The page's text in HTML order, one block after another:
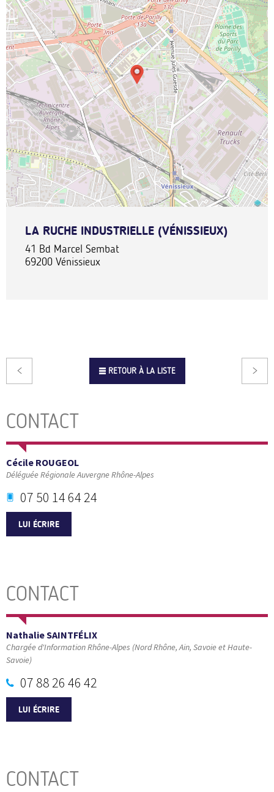
LA RUCHE INDUSTRIELLE (VÉNISSIEUX)
41 Bd Marcel Sembat
69200 Vénissieux
RETOUR À LA LISTE
CONTACT
Cécile ROUGEOL
Déléguée Régionale Auvergne Rhône-Alpes
07 50 14 64 24
LUI ÉCRIRE
CONTACT
Nathalie SAINTFÉLIX
Chargée d'Information Rhône-Alpes (Nord Rhône, Ain, Savoie et Haute-
Savoie)
07 88 26 46 42
LUI ÉCRIRE
CONTACT